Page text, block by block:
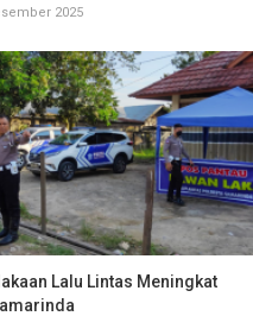
2025
Lalu Lintas Meningkat